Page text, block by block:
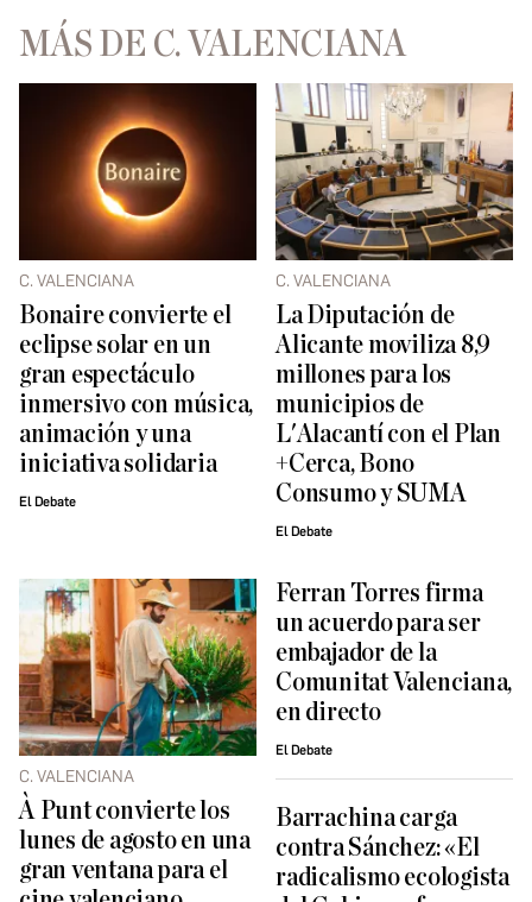
MÁS DE C. VALENCIANA
C. VALENCIANA
Bonaire convierte el
eclipse solar en un
gran espectáculo
inmersivo con música,
animación y una
iniciativa solidaria
El Debate
C. VALENCIANA
La Diputación de
Alicante moviliza 8,9
millones para los
municipios de
L'Alacantí con el Plan
+Cerca, Bono
Consumo y SUMA
El Debate
C. VALENCIANA
À Punt convierte los
lunes de agosto en una
gran ventana para el
Ferran Torres firma
un acuerdo para ser
embajador de la
Comunitat Valenciana,
en directo
El Debate
Barrachina carga
contra Sánchez: «El
radicalismo ecologista